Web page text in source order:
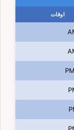
اوقات